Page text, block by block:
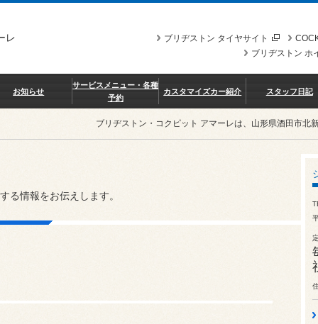
レ
ブリヂストン タイヤサイト
ブリヂストン ホ
お知らせ
サービスメニュー・各種
予約
カスタマイズカー紹介 スタッフ日記
ブリヂストン・コクピット アマーレは、山形県酒田市北
る情報をお伝えします。